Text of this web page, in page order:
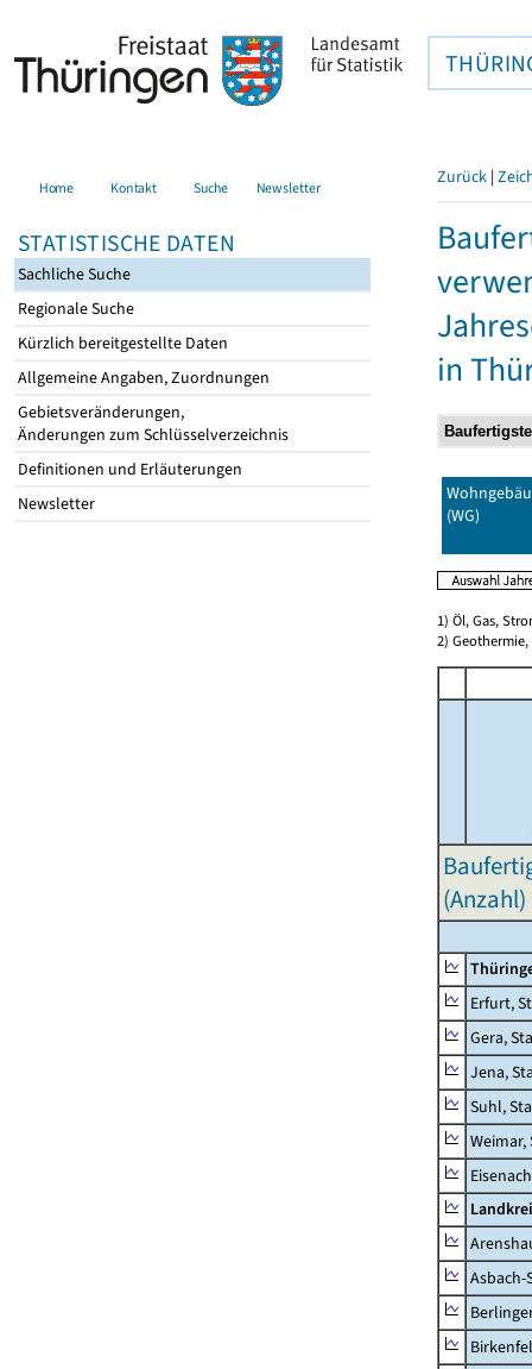
Home Kontakt Suche Newsletter
STATISTISCHE DATEN
Sachliche Suche
Regionale Suche
Kürzlich bereitgestellte Daten
Allgemeine Angaben, Zuordnungen
Gebietsveränderungen,
Änderungen zum Schlüsselverzeichnis
Definitionen und Erläuterungen
Newsletter
Zurück |
in
(WG)
1) Öl, Gas,
2)
(Anzahl)
Erfurt,
Gera,
Jena,
Suhl,
Weimar,
Asbach-